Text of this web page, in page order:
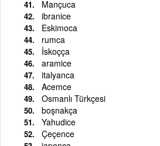
Mançuca
ibranice
Eskimoca
rumca
İskoçça
aramice
italyanca
Acemce
Osmanlı Türkçesi
boşnakça
Yahudice
Çeçence